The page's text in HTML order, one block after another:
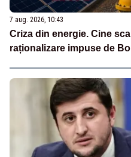
7 aug. 2026, 10:43
Criza din energie. Cine
raționalizare impuse de